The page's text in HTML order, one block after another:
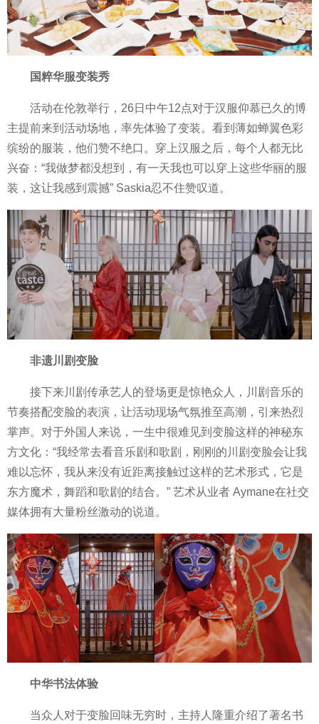
国粹华服变装秀
活动在伦敦举行，26日中午12点对于汉服仰慕已久的博
主提前来到活动场地，率先体验了变装。看到薄如蝉翼色彩
缤纷的服装，他们赞不绝口。穿上汉服之后，每个人都无比
兴奋：“我做梦都没想到，有一天我也可以穿上这些华丽的服
装，这让我感到震撼” Saskia忍不住赞叹道。
非遗川剧变脸
接下来川剧传承艺人的登场更是惊艳众人，川剧音乐的
节奏搭配变脸的表演，让活动现场气氛推至高潮，引来热烈
掌声。对于外国人来说，一生中很难见到变脸这样的神秘东
方文化：“我经常去看音乐剧和歌剧，刚刚的川剧变脸会让我
难以忘怀，我从来没有近距离接触过这样的艺术形式，它是
东方魔术，舞蹈和歌剧的结合。” 艺术从业者 Aymane在社交
媒体拥有大量粉丝激动的说道。
中华书法体验
当众人对于变脸回味无穷时，主持人隆重介绍了著名书